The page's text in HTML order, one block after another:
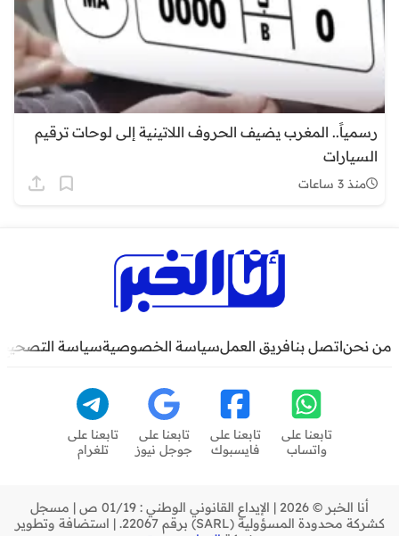
رسمياً.. المغرب يضيف الحروف اللاتينية إلى لوحات ترقيم
السيارات
منذ 3 ساعات
من نحناتصل بنافريق العملسياسة الخصوصيةسياسة التصحيح
تابعنا على
واتساب
تابعنا على
فايسبوك
تابعنا على
جوجل نيوز
تابعنا على
تلغرام
أنا الخبر © 2026 | الإيداع القانوني الوطني : 01/19 ص | مسجل
كشركة محدودة المسؤولية (SARL) برقم 22067. | استضافة وتطوير